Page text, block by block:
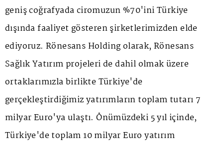
geniş coğrafyada ciromuzun %70'ini Türkiye
dışında faaliyet gösteren şirketlerimizden elde
ediyoruz. Rönesans Holding olarak, Rönesans
Sağlık Yatırım projeleri de dahil olmak üzere
ortaklarımızla birlikte Türkiye'de
gerçekleştirdiğimiz yatırımların toplam tutarı 7
milyar Euro'ya ulaştı. Önümüzdeki 5 yıl içinde,
Türkiye'de toplam 10 milyar Euro yatırım